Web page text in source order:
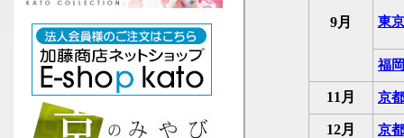
9月 東
福
11月 京
12月 京